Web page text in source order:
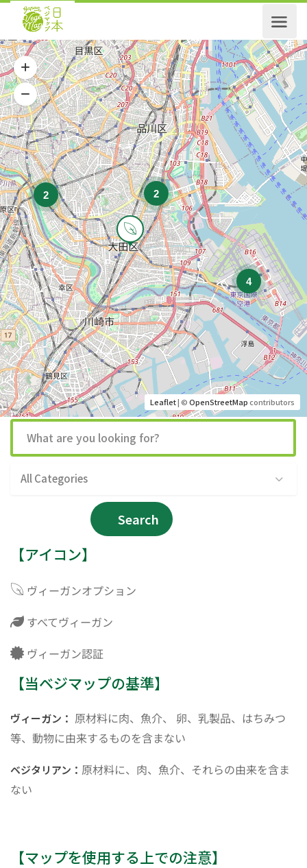
2
2
4
Leaflet| ©OpenStreetMapcontributors
All Categories
Search
【アイコン】
ヴィーガンオプション
すべてヴィーガン
ヴィーガン認証
【当ベジマップの基準】
ヴィーガン： 原材料に肉、魚介、 卵、乳製品、はちみつ
等、動物に由来するものを含まない
ベジタリアン： 原材料に、肉、魚介、それらの由来を含ま
ない
【マップを使用する上での注意】